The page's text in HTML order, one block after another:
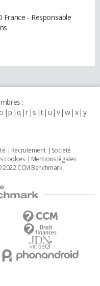
- Responsable
:
o p q r s t u v w x y
Recrutement
Societé
cookies
Mentions légales
2022 CCM Benchmark